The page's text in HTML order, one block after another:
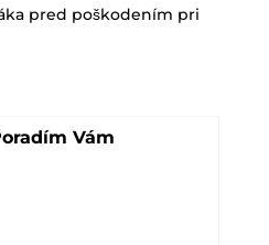
pred poškodením pri
Vám